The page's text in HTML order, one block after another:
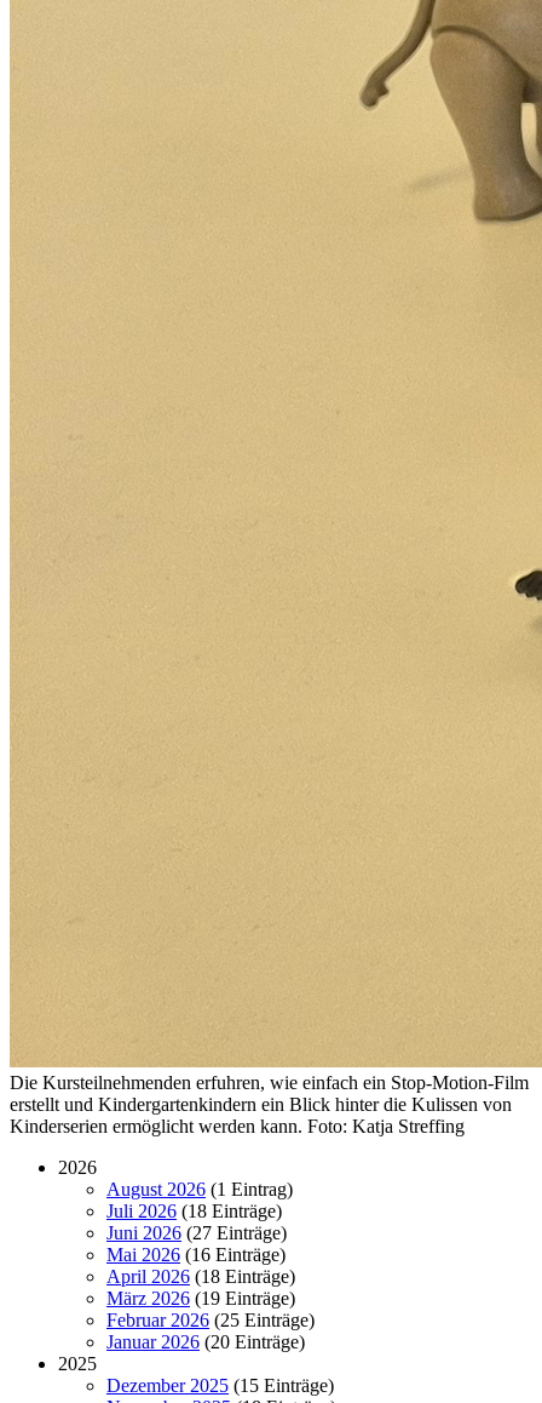
Die Kursteilnehmenden erfuhren, wie einfach ein Stop-Motion-Film
erstellt und Kindergartenkindern ein Blick hinter die Kulissen von
Kinderserien ermöglicht werden kann. Foto: Katja Streffing
2026
August 2026 (1 Eintrag)
Juli 2026 (18 Einträge)
Juni 2026 (27 Einträge)
Mai 2026 (16 Einträge)
April 2026 (18 Einträge)
März 2026 (19 Einträge)
Februar 2026 (25 Einträge)
Januar 2026 (20 Einträge)
2025
Dezember 2025 (15 Einträge)